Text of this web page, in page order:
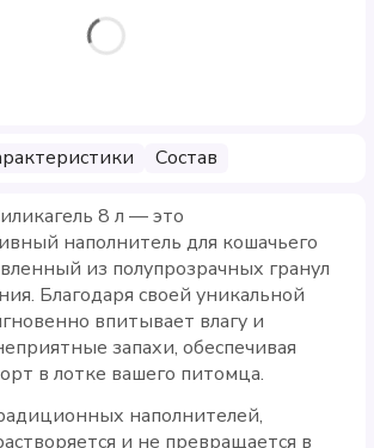
Состав
8 л — это
наполнитель для кошачьего
из полупрозрачных гранул
Благодаря своей уникальной
впитывает влагу и
запахи, обеспечивая
в лотке вашего питомца.
наполнителей,
и не превращается в